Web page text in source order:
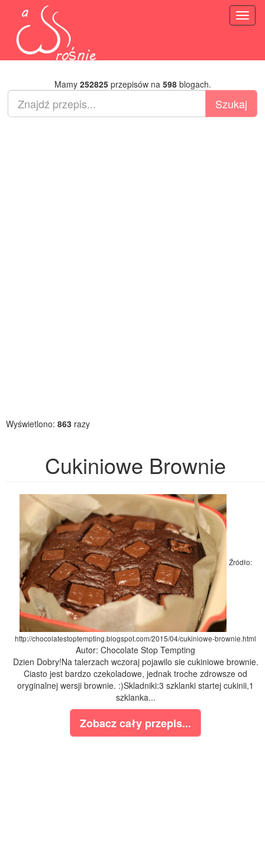
Mamy 252825przepisów na 598blogach.
Wyświetlono: 863 razy
Cukiniowe Brownie
Źródło:
http://chocolatestoptempting.blogspot.com/2015/04/cukiniowe-brownie.html
Autor: Chocolate Stop Tempting
Dzien Dobry!Na talerzach wczoraj pojawilo sie cukiniowe brownie.
Ciasto jest bardzo czekoladowe, jednak troche zdrowsze od
oryginalnej wersji brownie. :)Skladniki:3 szklanki startej cukinii,1
szklanka...
Zobacz cały przepis...